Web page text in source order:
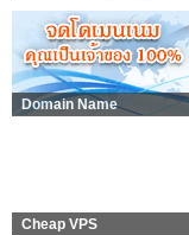
Domain Name
Cheap VPS